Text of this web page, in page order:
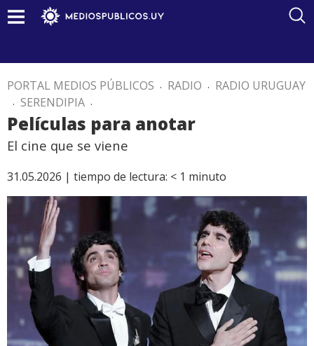
PORTAL MEDIOS PÚBLICOS . RADIO . RADIO URUGUAY
. SERENDIPIA .
Películas para anotar
El cine que se viene
31.05.2026 | tiempo de lectura: < 1 minuto